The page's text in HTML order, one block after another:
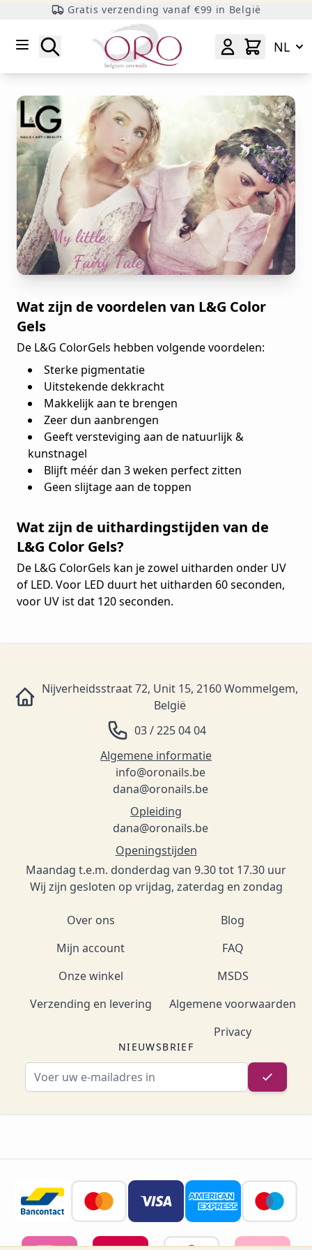
Gratis verzending vanaf €99 in België
Zoeken
NL
Wat zijn de voordelen van L&G Color
Gels
De L&G ColorGels hebben volgende voordelen:
Sterke pigmentatie
Uitstekende dekkracht
Makkelijk aan te brengen
Zeer dun aanbrengen
Geeft versteviging aan de natuurlijk &
kunstnagel
Blijft méér dan 3 weken perfect zitten
Geen slijtage aan de toppen
Wat zijn de uithardingstijden van de
L&G Color Gels?
De L&G ColorGels kan je zowel uitharden onder UV
of LED. Voor LED duurt het uitharden 60 seconden,
voor UV ist dat 120 seconden.
Nijverheidsstraat 72, Unit 15, 2160 Wommelgem,
België
03 / 225 04 04
Algemene informatie
info@oronails.be
dana@oronails.be
Opleiding
dana@oronails.be
Openingstijden
Maandag t.e.m. donderdag van 9.30 tot 17.30 uur
Wij zijn gesloten op vrijdag, zaterdag en zondag
Over ons
Mijn account
Onze winkel
Verzending en levering
Blog
FAQ
MSDS
Algemene voorwaarden
Privacy
NIEUWSBRIEF